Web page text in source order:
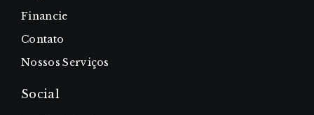
Financie
Contato
Nossos Serviços
Social